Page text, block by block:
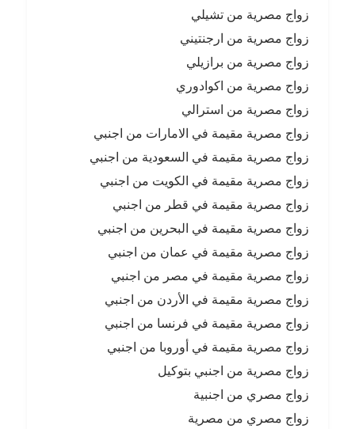
زواج مصرية من تشيلي
زواج مصرية من ارجنتيني
زواج مصرية من برازيلي
زواج مصرية من اكوادوري
زواج مصرية من استرالي
زواج مصرية مقيمة في الامارات من اجنبي
زواج مصرية مقيمة في السعودية من اجنبي
زواج مصرية مقيمة في الكويت من اجنبي
زواج مصرية مقيمة في قطر من اجنبي
زواج مصرية مقيمة في البحرين من اجنبي
زواج مصرية مقيمة في عمان من اجنبي
زواج مصرية مقيمة في مصر من اجنبي
زواج مصرية مقيمة في الأردن من اجنبي
زواج مصرية مقيمة في فرنسا من اجنبي
زواج مصرية مقيمة في أوروبا من اجنبي
زواج مصرية من اجنبي بتوكيل
زواج مصري من اجنبية
زواج مصري من مصرية